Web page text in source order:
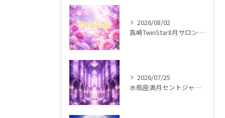
2026/08/02
高崎TwinStar8月サロンお知らせ
2026/07/25
水瓶座満月セントジャーメインGSVF遠隔お知らせ